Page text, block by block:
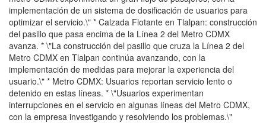
implementación de un sistema de dosificación de usuarios para
optimizar el servicio.\" * Calzada Flotante en Tlalpan: construcción
del pasillo que pasa encima de la Línea 2 del Metro CDMX
avanza. * \"La construcción del pasillo que cruza la Línea 2 del
Metro CDMX en Tlalpan continúa avanzando, con la
implementación de medidas para mejorar la experiencia del
usuario.\" * Metro CDMX: Usuarios reportan servicio lento o
detenido en estas líneas. * \"Usuarios experimentan
interrupciones en el servicio en algunas líneas del Metro CDMX,
con la empresa investigando y resolviendo los problemas.\"